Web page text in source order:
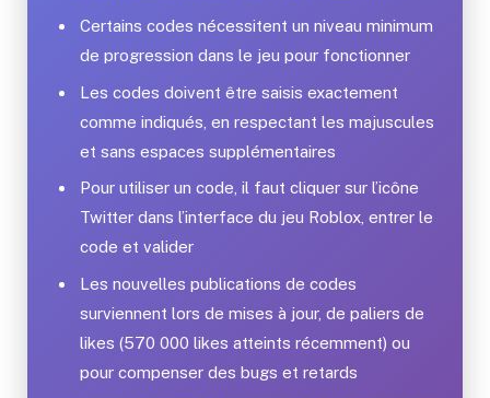
Certains codes nécessitent un niveau minimum
de progression dans le jeu pour fonctionner
Les codes doivent être saisis exactement
comme indiqués, en respectant les majuscules
et sans espaces supplémentaires
Pour utiliser un code, il faut cliquer sur l’icône
Twitter dans l’interface du jeu Roblox, entrer le
code et valider
Les nouvelles publications de codes
surviennent lors de mises à jour, de paliers de
likes (570 000 likes atteints récemment) ou
pour compenser des bugs et retards